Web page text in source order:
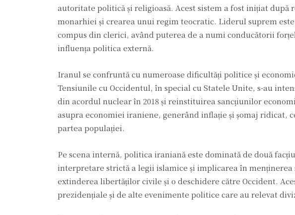
autoritate politică și religioasă. Acest sistem a fost inițiat după
monarhiei și crearea unui regim teocratic. Liderul suprem
compus din clerici, având puterea de a numi conducătorii
influența politica externă.
Iranul se confruntă cu numeroase dificultăți politice și
Tensiunile cu Occidentul, în special cu Statele Unite, s-au
din acordul nuclear în 2018 și reinstituirea sancțiunilor
asupra economiei iraniene, generând inflație și șomaj ridicat,
partea populației.
Pe scena internă, politica iraniană este dominată de două
interpretare strictă a legii islamice și implicarea în
extinderea libertăților civile și o deschidere către Occident.
prezidențiale și de alte evenimente politice care au relevat